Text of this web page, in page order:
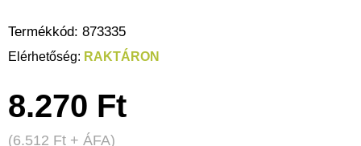
Termékkód: 873335
RAKTÁRON
8.270 Ft
(6.512 Ft + ÁFA)